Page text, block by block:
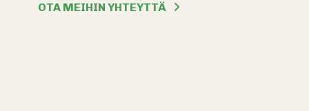
OTA MEIHIN YHTEYTTÄ